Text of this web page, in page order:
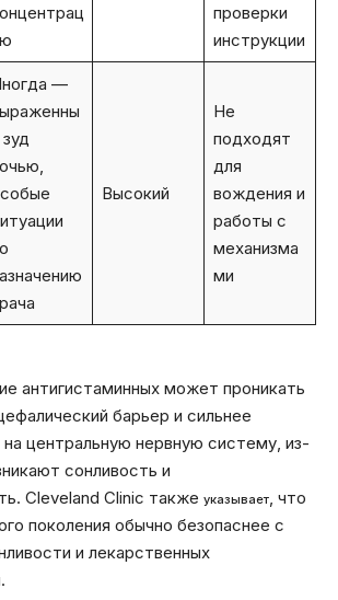
проверки
инструкции
—
Высокий
Не
подходят
для
вождения и
работы с
механизма
ми
антигистаминных может проникать
барьер и сильнее
центральную нервную систему, из-
сонливость и
Cleveland Clinic также указывает , что
поколения обычно безопаснее с
и лекарственных